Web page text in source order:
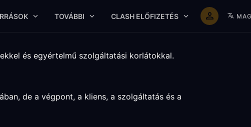
TOVÁBBI CLASH ELŐFIZETÉS
és egyértelmű szolgáltatási korlátokkal.
de a végpont, a kliens, a szolgáltatás és a